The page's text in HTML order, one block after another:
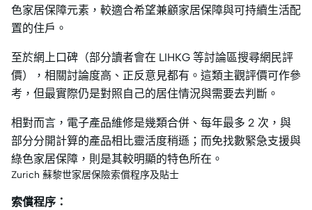
色家居保障元素，較適合希望兼顧家居保障與可持續生活配
置的住戶。
至於網上口碑（部分讀者會在 LIHKG 等討論區搜尋網民評
價），相關討論度高、正反意見都有。這類主觀評價可作參
考，但最實際仍是對照自己的居住情況與需要去判斷。
相對而言，電子產品維修是幾類合併、每年最多 2 次，與
部分分開計算的產品相比靈活度稍遜；而免找數緊急支援與
綠色家居保障，則是其較明顯的特色所在。
Zurich 蘇黎世家居保險索償程序及貼士
索償程序：